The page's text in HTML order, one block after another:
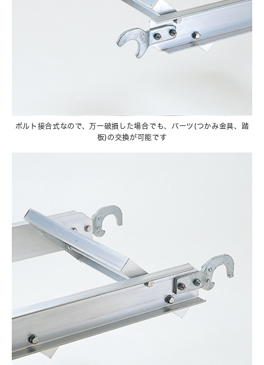
ボルト接合式なので、万一破損した場合でも、パーツ(つかみ金具、踏
板)の交換が可能です